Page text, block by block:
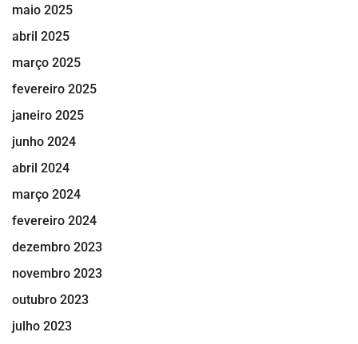
maio 2025
abril 2025
março 2025
fevereiro 2025
janeiro 2025
junho 2024
abril 2024
março 2024
fevereiro 2024
dezembro 2023
novembro 2023
outubro 2023
julho 2023